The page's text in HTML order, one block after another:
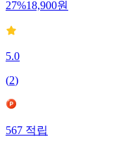
27%18,900원
5.0
(2)
567적립